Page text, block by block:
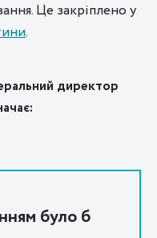
Це закріплено у
.
директор
було б